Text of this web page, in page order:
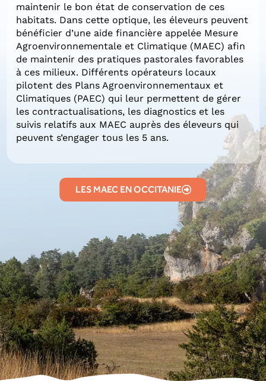
maintenir le bon état de conservation de ces
habitats. Dans cette optique, les éleveurs peuvent
bénéficier d’une aide financière appelée Mesure
Agroenvironnementale et Climatique (MAEC) afin
de maintenir des pratiques pastorales favorables
à ces milieux. Différents opérateurs locaux
pilotent des Plans Agroenvironnementaux et
Climatiques (PAEC) qui leur permettent de gérer
les contractualisations, les diagnostics et les
suivis relatifs aux MAEC auprès des éleveurs qui
peuvent s’engager tous les 5 ans.
LES MAEC EN OCCITANIE